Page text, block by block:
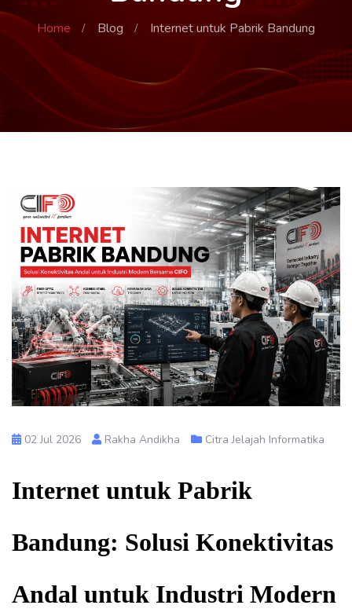
Home Blog Internet untuk Pabrik Bandung
02 Jul 2026 Rakha Andikha Citra Jelajah Informatika
Internet untuk Pabrik
Bandung: Solusi Konektivitas
Andal untuk Industri Modern